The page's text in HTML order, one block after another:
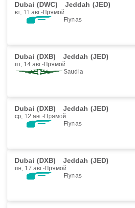
Dubai (DWC) Jeddah (JED)
вт, 11 авг. Прямой
Flynas
Dubai (DXB) Jeddah (JED)
пт, 14 авг. Прямой
Saudia
Dubai (DXB) Jeddah (JED)
ср, 12 авг. Прямой
Flynas
Dubai (DXB) Jeddah (JED)
пн, 17 авг. Прямой
Flynas